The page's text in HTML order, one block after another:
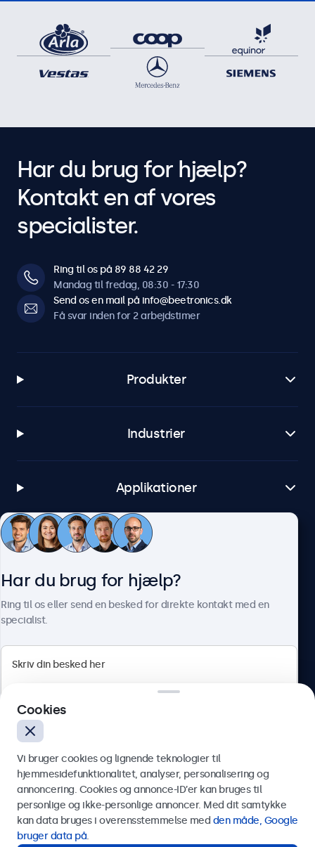
Har du brug for hjælp?
Kontakt en af vores
specialister.
Ring til os på 89 88 42 29
Mandag til fredag, 08:30 - 17:30
Send os en mail på info@beetronics.dk
Få svar inden for 2 arbejdstimer
Produkter
Industrier
Applikationer
Kundeservice
Herstedøstervej 27-29, unit A, 2620 Albertslund, Danmark
Dansk
Har du brug for hjælp?
Ring til os eller send en besked for direkte kontakt med en
specialist.
Send
Eller ring til os på
Cookies
Vi bruger cookies og lignende teknologier til
hjemmesidefunktionalitet, analyser, personalisering og
annoncering. Cookies og annonce-ID’er kan bruges til
personlige og ikke-personlige annoncer. Med dit samtykke
kan data bruges i overensstemmelse med den måde, Google
bruger data på.